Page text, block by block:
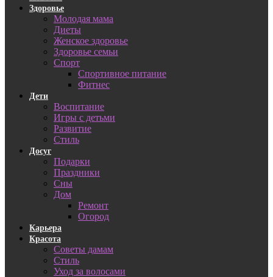
Здоровье
Молодая мама
Диеты
Женское здоровье
Здоровье семьи
Спорт
Спортивное питание
Фитнес
Дети
Воспитание
Игры с детьми
Развитие
Стиль
Досуг
Подарки
Праздники
Сны
Дом
Ремонт
Огород
Карьера
Красота
Советы дамам
Стиль
Уход за волосами